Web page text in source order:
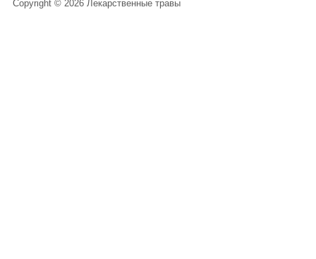
Copyright © 2026 Лекарственные травы